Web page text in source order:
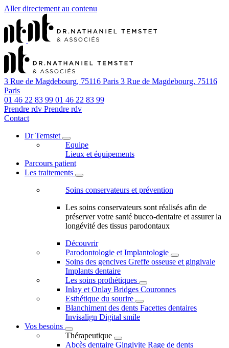
Aller directement au contenu
3 Rue de Magdebourg, 75116 Paris 3 Rue de Magdebourg, 75116
Paris
01 46 22 83 99 01 46 22 83 99
Prendre rdv Prendre rdv
Contact
Dr Temstet
Equipe
Lieux et équipements
Parcours patient
Les traitements
Soins conservateurs et prévention
Les soins conservateurs sont réalisés afin de
préserver votre santé bucco-dentaire et assurer la
longévité des tissus parodontaux
Découvrir
Parodontologie et Implantologie
Soins des gencives Greffe osseuse et gingivale
Implants dentaire
Les soins prothétiques
Inlay et Onlay Bridges Couronnes
Esthétique du sourire
Blanchiment des dents Facettes dentaires
Invisalign Digital smile
Vos besoins
Thérapeutique
Abcès dentaire Gingivite Rage de dents